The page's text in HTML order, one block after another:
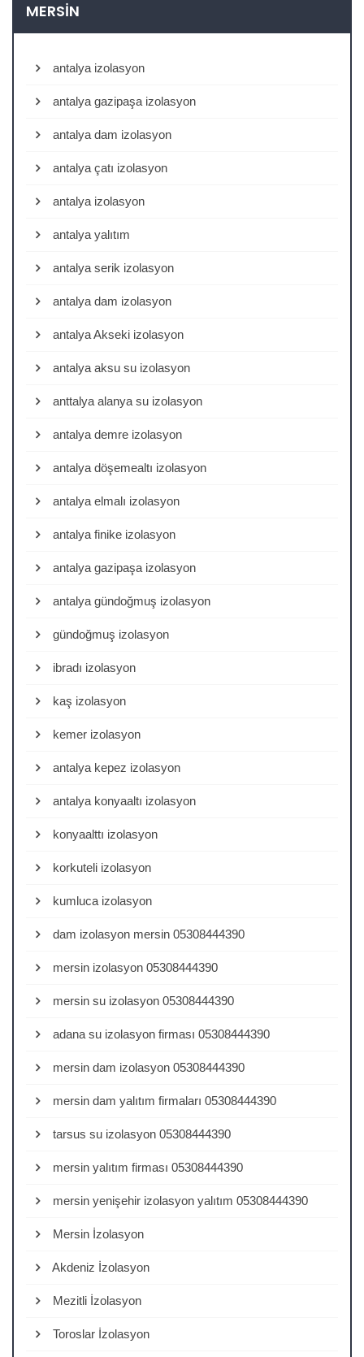
MERSIN
antalya izolasyon
antalya gazipaşa izolasyon
antalya dam izolasyon
antalya çatı izolasyon
antalya izolasyon
antalya yalıtım
antalya serik izolasyon
antalya dam izolasyon
antalya Akseki izolasyon
antalya aksu su izolasyon
anttalya alanya su izolasyon
antalya demre izolasyon
antalya döşemealtı izolasyon
antalya elmalı izolasyon
antalya finike izolasyon
antalya gazipaşa izolasyon
antalya gündoğmuş izolasyon
gündoğmuş izolasyon
ibradı izolasyon
kaş izolasyon
kemer izolasyon
antalya kepez izolasyon
antalya konyaaltı izolasyon
konyaalttı izolasyon
korkuteli izolasyon
kumluca izolasyon
dam izolasyon mersin 05308444390
mersin izolasyon 05308444390
mersin su izolasyon 05308444390
adana su izolasyon firması 05308444390
mersin dam izolasyon 05308444390
mersin dam yalıtım firmaları 05308444390
tarsus su izolasyon 05308444390
mersin yalıtım firması 05308444390
mersin yenişehir izolasyon yalıtım 05308444390
Mersin İzolasyon
Akdeniz İzolasyon
Mezitli İzolasyon
Toroslar İzolasyon